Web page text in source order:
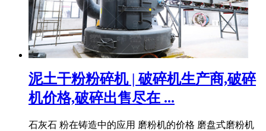
泥土干粉粉碎机 | 破碎机生产商,破碎
机价格,破碎出售尽在 ...
石灰石 粉在铸造中的应用 磨粉机的价格 磨盘式磨粉机